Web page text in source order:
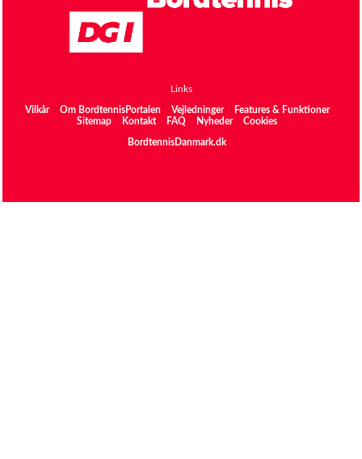
Links
Vilkår Om BordtennisPortalen Vejledninger
Features & Funktioner
Sitemap
Kontakt FAQ Nyheder Cookies
BordtennisDanmark.dk